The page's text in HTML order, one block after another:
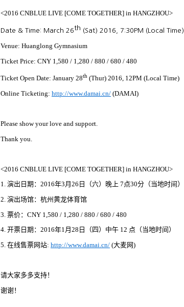
<2016 CNBLUE LIVE [COME TOGETHER] in HANGZHOU>
Date & Time: March 26th (Sat) 2016, 7:30PM (Local Time)
Venue: Huanglong Gymnasium
Ticket Price: CNY 1,580 / 1,280 / 880 / 680 / 480
Ticket Open Date: January 28th (Thur) 2016, 12PM (Local Time)
Online Ticketing: http://www.damai.cn/ (DAMAI)
Please show your love and support.
Thank you.
<2016 CNBLUE LIVE [COME TOGETHER] in HANGZHOU>
1. 演出日期 ： 2016年3月 26 日 （六） 晚上 7点30分 （当地时间 ）
2. 演出场馆： 杭州 黄龙体育馆
3. 票价： CNY 1,580 / 1,280 / 880 / 680 / 480
4. 开票 日期 ： 2016年1月 28 日 （ 四 ） 中午 12 点 （当地时间 ）
5. 在线售票网站: http://www.damai.cn/ (大麦网)
请大家多多支持！
谢谢！